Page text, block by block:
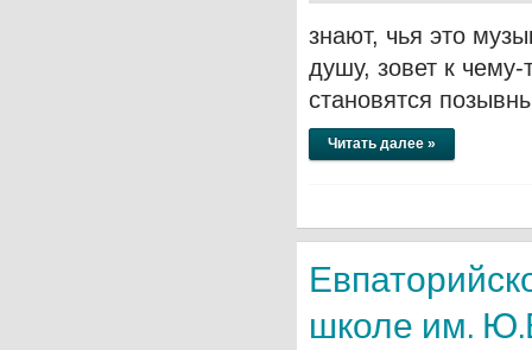
знают, чья это
душу, зовет к
становятся
Читать далее »
школе им.